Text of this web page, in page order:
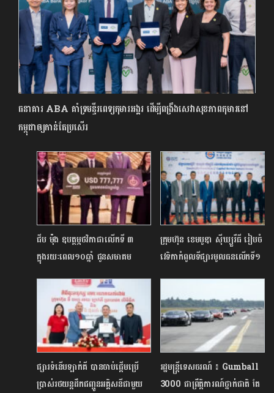
ធនាគារ ABA គាំទ្រមន្ទីរពេទ្យកុមារអង្គរ ដើម្បីពង្រឹងសេវាសុខភាពកុមារនៅ
កម្ពុជាឲ្យកាន់តែប្រសើរ
ជីប ម៉ុង ឧបត្ថម្ភថវិកាជាលើកទី ៣
ក្នុងរយៈពេល១០ឆ្នាំ ជូនសមាគម
សិល្បៈ និងលើកស្ទួយវប្បធម៌ជាតិ
ក្រុមហ៊ុន ខេមបូឌា ស៊ីឃ្យួរឹធី រៀបចំ
វេទិកាកំពូលទីផ្សារមូលធនលើកទី១
ផ្សារទំនើបឡាក់គី បានចាប់ផ្ដើមប្រើ
ប្រាស់រថយន្តដឹកជញ្ជូនអគ្គិសនីជាមួយ
រដ្ឋមន្ត្រីទេសចរណ៍ ៖ Gumball
3000 ជាព្រឹត្តិការណ៍ថ្នាក់ជាតិ តែ